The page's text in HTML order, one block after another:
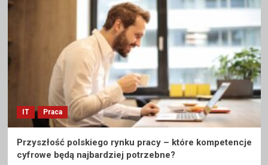
IT Praca
Przyszłość polskiego rynku pracy – które kompetencje
cyfrowe będą najbardziej potrzebne?